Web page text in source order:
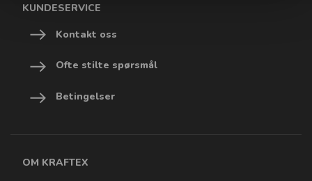
KUNDESERVICE
Kontakt oss
Ofte stilte spørsmål
Betingelser
OM KRAFTEX